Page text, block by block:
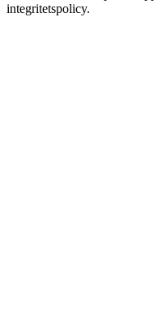
integritetspolicy.